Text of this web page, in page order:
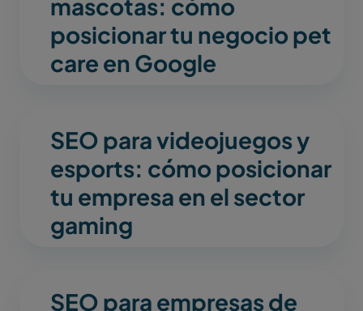
mascotas: cómo
posicionar tu negocio pet
care en Google
SEO para videojuegos y
esports: cómo posicionar
tu empresa en el sector
gaming
SEO para empresas de